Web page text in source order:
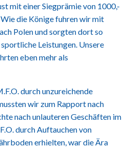
mit einer Siegprämie von 1000,-
die Könige fuhren wir mit
Polen und sorgten dort so
Leistungen. Unsere
eben mehr als
durch unzureichende
wir zum Rapport nach
nach unlauteren Geschäften im
durch Auftauchen von
erhielten, war die Ära